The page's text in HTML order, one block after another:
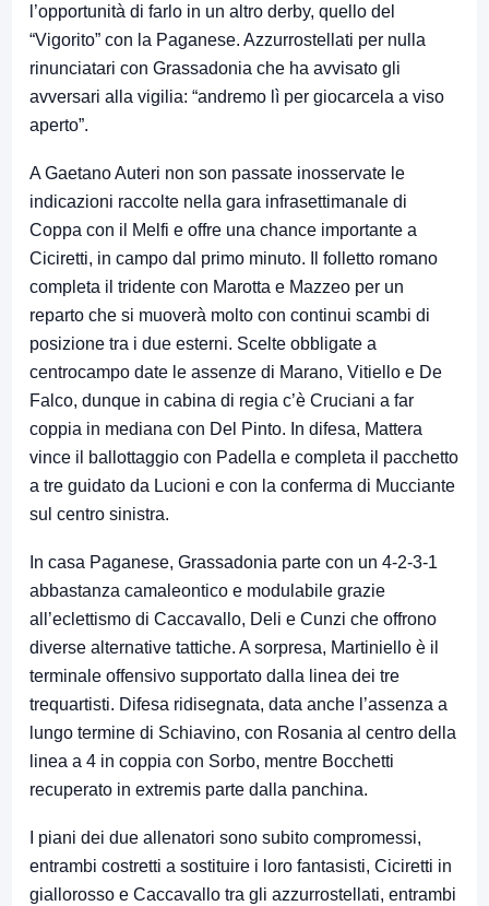
l’opportunità di farlo in un altro derby, quello del
“Vigorito” con la Paganese. Azzurrostellati per nulla
rinunciatari con Grassadonia che ha avvisato gli
avversari alla vigilia: “andremo lì per giocarcela a viso
aperto”.
A Gaetano Auteri non son passate inosservate le
indicazioni raccolte nella gara infrasettimanale di
Coppa con il Melfi e offre una chance importante a
Ciciretti, in campo dal primo minuto. Il folletto romano
completa il tridente con Marotta e Mazzeo per un
reparto che si muoverà molto con continui scambi di
posizione tra i due esterni. Scelte obbligate a
centrocampo date le assenze di Marano, Vitiello e De
Falco, dunque in cabina di regia c’è Cruciani a far
coppia in mediana con Del Pinto. In difesa, Mattera
vince il ballottaggio con Padella e completa il pacchetto
a tre guidato da Lucioni e con la conferma di Mucciante
sul centro sinistra.
In casa Paganese, Grassadonia parte con un 4-2-3-1
abbastanza camaleontico e modulabile grazie
all’eclettismo di Caccavallo, Deli e Cunzi che offrono
diverse alternative tattiche. A sorpresa, Martiniello è il
terminale offensivo supportato dalla linea dei tre
trequartisti. Difesa ridisegnata, data anche l’assenza a
lungo termine di Schiavino, con Rosania al centro della
linea a 4 in coppia con Sorbo, mentre Bocchetti
recuperato in extremis parte dalla panchina.
I piani dei due allenatori sono subito compromessi,
entrambi costretti a sostituire i loro fantasisti, Ciciretti in
giallorosso e Caccavallo tra gli azzurrostellati, entrambi